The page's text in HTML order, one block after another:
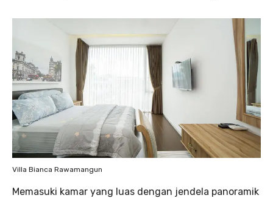
Villa Bianca Rawamangun
Memasuki kamar yang luas dengan jendela panoramik